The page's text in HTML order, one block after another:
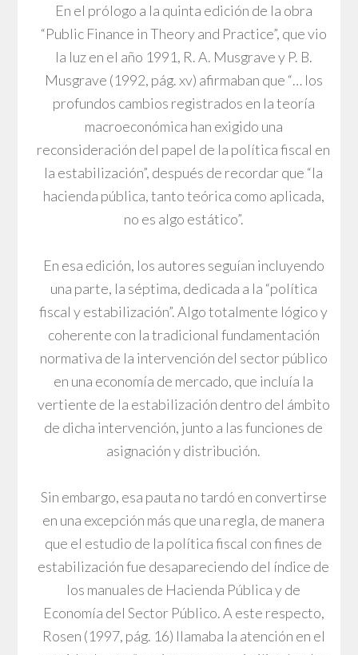
En el prólogo a la quinta edición de la obra
“Public Finance in Theory and Practice”, que vio
la luz en el año 1991, R. A. Musgrave y P. B.
Musgrave (1992, pág. xv) afirmaban que “… los
profundos cambios registrados en la teoría
macroeconómica han exigido una
reconsideración del papel de la política fiscal en
la estabilización”, después de recordar que “la
hacienda pública, tanto teórica como aplicada,
no es algo estático”.
En esa edición, los autores seguían incluyendo
una parte, la séptima, dedicada a la “política
fiscal y estabilización”. Algo totalmente lógico y
coherente con la tradicional fundamentación
normativa de la intervención del sector público
en una economía de mercado, que incluía la
vertiente de la estabilización dentro del ámbito
de dicha intervención, junto a las funciones de
asignación y distribución.
Sin embargo, esa pauta no tardó en convertirse
en una excepción más que una regla, de manera
que el estudio de la política fiscal con fines de
estabilización fue desapareciendo del índice de
los manuales de Hacienda Pública y de
Economía del Sector Público. A este respecto,
Rosen (1997, pág. 16) llamaba la atención en el